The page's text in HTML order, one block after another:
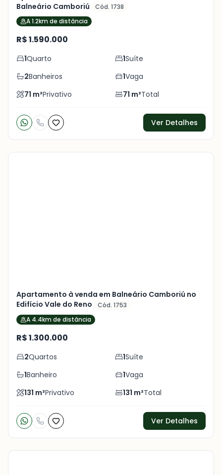
Balneário Camboriú
Cód. 1738
A 1.2km de distância
R$ 1.590.000
1Quarto 1Suíte
2Banheiros 1Vaga
71 m²Privativo 71 m²Total
Ver Detalhes
Apartamento à venda em Balneário Camboriú no
Edifício Vale do Reno
Cód. 1753
A 4.4km de distância
R$ 1.300.000
2Quartos 1Suíte
1Banheiro 1Vaga
131 m²Privativo 131 m²Total
Ver Detalhes